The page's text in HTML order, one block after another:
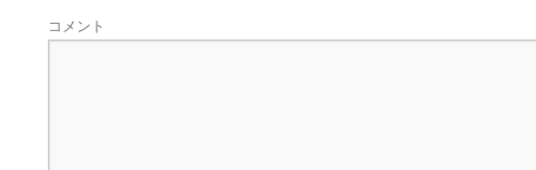
コメント